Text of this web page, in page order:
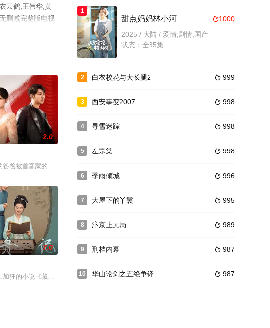
云鹤,王伟华,黄
删减完整版电视
周剑雄与隐藏的敌人
探，在一起起接踵而至的案件中，结识了直来直去的富少
中后期说起，通过一个老北京大杂院里几户普通人家的悲喜故事和心路历程，反映出改革开放
2.0
爸爸被首富家的少爷害死，而少爷竟然想花点钱就打发张辛。张辛果断拒绝，并开始搜集了首
笑的“复合日常”
近实战，实行基地化训练改革为背景，以红蓝军对抗演习
作更上一层楼，加入了不少精彩的情节。全剧错综复杂，悬念不断，斗智斗勇，紧张激烈！
7.0
加狂的小说《藏娇》。讲述了处心积虑的腹黑王爷崔行舟（张晚意 饰）和聪明狡黠女寨主柳眠
1
1000
甜点妈妈林小河
2025 / 大陆 / 爱情,剧情,国产
状态：全35集
2  999
白衣校花与大长腿2
3  998
西安事变2007
4  998
寻雪迷踪
5  998
左宗棠
6  996
季雨倾城
7  995
大屋下的丫鬟
8  989
汴京上元局
9  987
刑档内幕
10  987
华山论剑之五绝争锋